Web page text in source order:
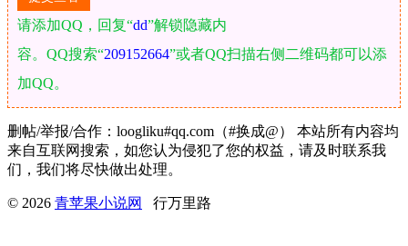
请添加QQ，回复“dd”解锁隐藏内
容。QQ搜索“209152664”或者QQ扫描右侧二维码都可以添
加QQ。
删帖/举报/合作：loogliku#qq.com（#换成@） 本站所有内容均
来自互联网搜索，如您认为侵犯了您的权益，请及时联系我
们，我们将尽快做出处理。
© 2026 青苹果小说网 行万里路